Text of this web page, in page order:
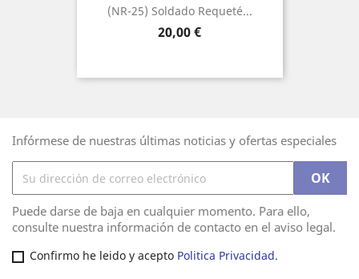
(NR-25) Soldado Requeté...
Precio
20,00 €
Infórmese de nuestras últimas noticias y ofertas especiales
Puede darse de baja en cualquier momento. Para ello,
consulte nuestra información de contacto en el aviso legal.
Confirmo he leido y acepto Politica Privacidad.